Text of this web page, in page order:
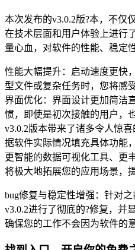
本次发布的v3.0.2版?本，不仅
在技术层面和用户体验上进行
量心血，对软件的性能、稳定
性能大幅提升：启动速度更快
型文件或复杂任务时，您将感
界面优化：界面设计更加简洁
惯，即使是初次接触的用户，
v3.0.2版本带来了诸多令人惊
据软件实际情况填充具体功能
更智能的数据可视化工具、更
将极大地拓展您的应用场景，
bug修复与稳定性增强：针对之
v3.0.2进行了彻底的?修复，并
确保您的工作不会因为软件的